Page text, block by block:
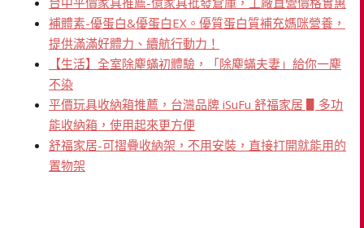
補體素-優蛋白&優蛋白EX。優質蛋白質補充媽咪營養，
提供滿滿好體力、續航行動力！
【生活】全室除塵蟎初體驗，「除塵蟎夫妻」給你一塵
不染
平價玩具收納箱推薦，台灣品牌 iSuFu 舒福家居 ▋多功
能收納箱，使用起來更方便
舒福家居-可摺疊收納架，不用安裝，直接打開就能用的
置物架